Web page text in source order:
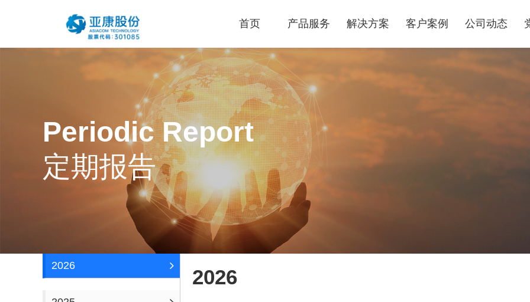
首页 产品服务
云和数字化解决方案
MSP管理服务
私有云建设服务
混合云管理服务
数据中心综合服务
解决方案
通用解决方案
一站式数据中心解决方案
一站式混合云中心解决方案
远程办公解决方案
视频会议解决方案
医疗行业解决方案
电商行业解决方案
客户案例 公司动态
Periodic Report
定期报告
2026 2026